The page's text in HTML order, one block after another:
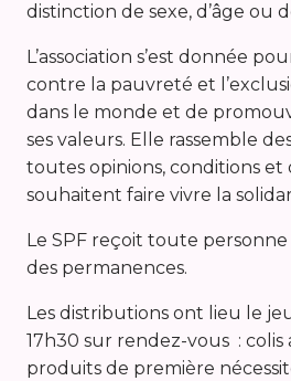
distinction de sexe, d’âge ou
L’association s’est donnée
contre la pauvreté et
dans le monde et de
ses valeurs. Elle rassemble
toutes opinions, conditions et
souhaitent faire vivre la
Le SPF reçoit toute
des permanences.
Les distributions ont lieu le
17h30 sur rendez-vous : colis
produits de première